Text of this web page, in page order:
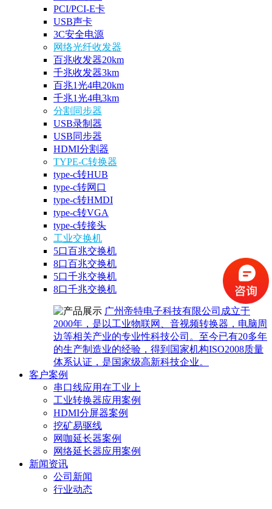
PCI/PCI-E卡
USB声卡
3C安全电源
网络光纤收发器
百兆收发器20km
千兆收发器3km
百兆1光4电20km
千兆1光4电3km
分割同步器
USB录制器
USB同步器
HDMI分割器
TYPE-C转换器
type-c转HUB
type-c转网口
type-c转HMDI
type-c转VGA
type-c转接头
工业交换机
5口百兆交换机
8口百兆交换机
5口千兆交换机
8口千兆交换机
广州帝特电子科技有限公司成立于
2000年，是以工业物联网、音视频转换器，电脑周
边等相关产业的专业性科技公司。至今已有20多年
的生产制造业的经验，得到国家机构ISO2008质量
体系认证，是国家级高新科技企业。
客户案例
串口线应用在工业上
工业转换器应用案例
HDMI分屏器案例
挖矿易驱线
网咖延长器案例
网络延长器应用案例
新闻资讯
公司新闻
行业动态